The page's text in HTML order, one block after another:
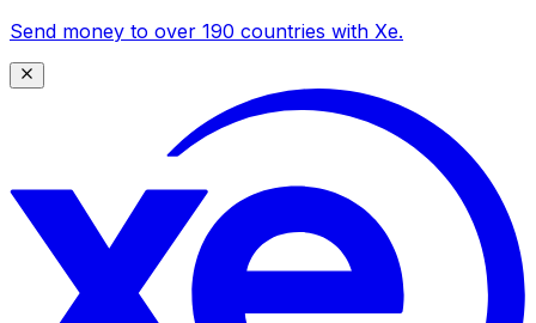
Send money to over 190 countries with Xe.